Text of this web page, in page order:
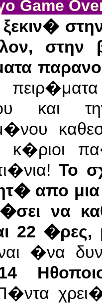
Game
στην
και
κ�ριοι
Το
απο
να
22
�να